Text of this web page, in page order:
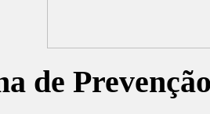
de